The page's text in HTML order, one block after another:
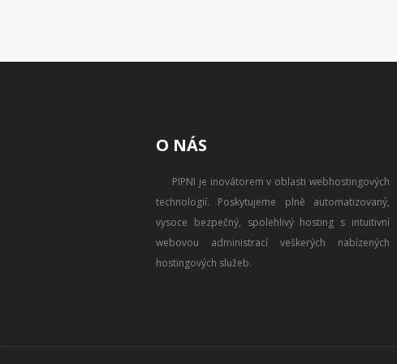
O NÁS
PIPNI je inovátorem v oblasti webhostingových
technologií. Poskytujeme plně automatizovaný,
vysoce bezpečný, spolehlivý hosting s intuitivní
webovou administrací veškerých nabízených
hostingových služeb.